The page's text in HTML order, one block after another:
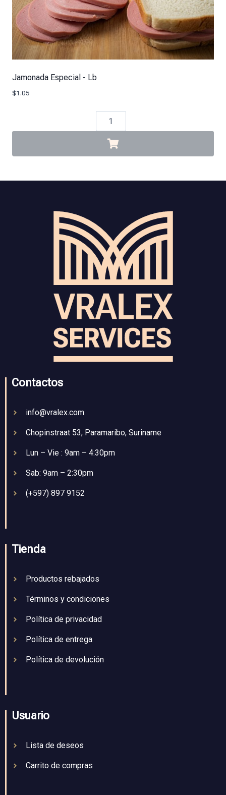
Jamonada Especial - Lb
$1.05
Contactos
info@vralex.com
Chopinstraat 53, Paramaribo, Suriname
Lun – Vie : 9am – 4:30pm
Sab: 9am – 2:30pm
(+597) 897 9152
Tienda
Productos rebajados
Términos y condiciones
Política de privacidad
Política de entrega
Política de devolución
Usuario
Lista de deseos
Carrito de compras